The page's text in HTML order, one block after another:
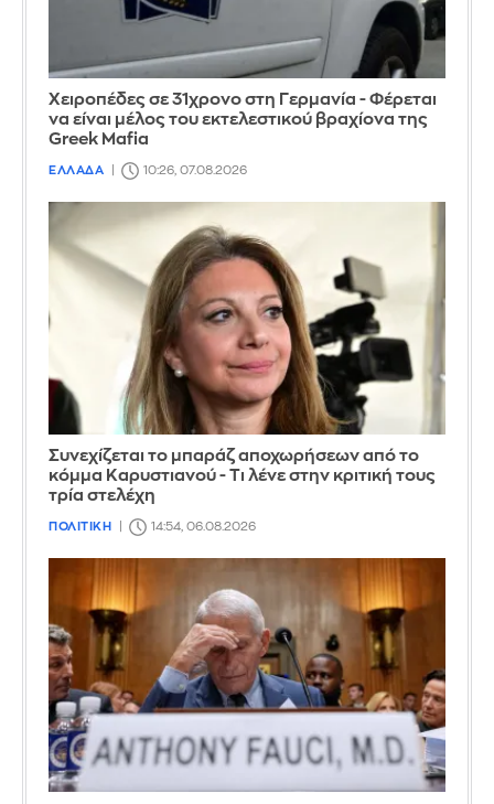
Χειροπέδες σε 31χρονο στη Γερμανία - Φέρεται
να είναι μέλος του εκτελεστικού βραχίονα της
Greek Mafia
ΕΛΛΑΔΑ 10:26, 07.08.2026
Συνεχίζεται το μπαράζ αποχωρήσεων από το
κόμμα Καρυστιανού - Τι λένε στην κριτική τους
τρία στελέχη
ΠΟΛΙΤΙΚΗ 14:54, 06.08.2026